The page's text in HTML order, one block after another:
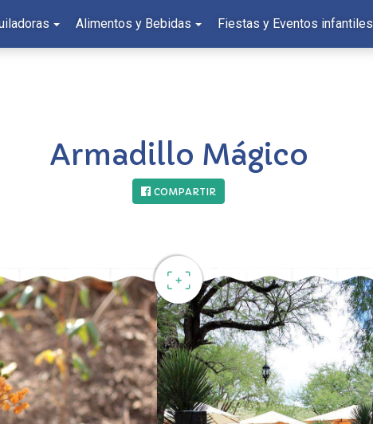
Alimentos y Bebidas Fiestas y Eventos infantiles
Armadillo Mágico
COMPARTIR